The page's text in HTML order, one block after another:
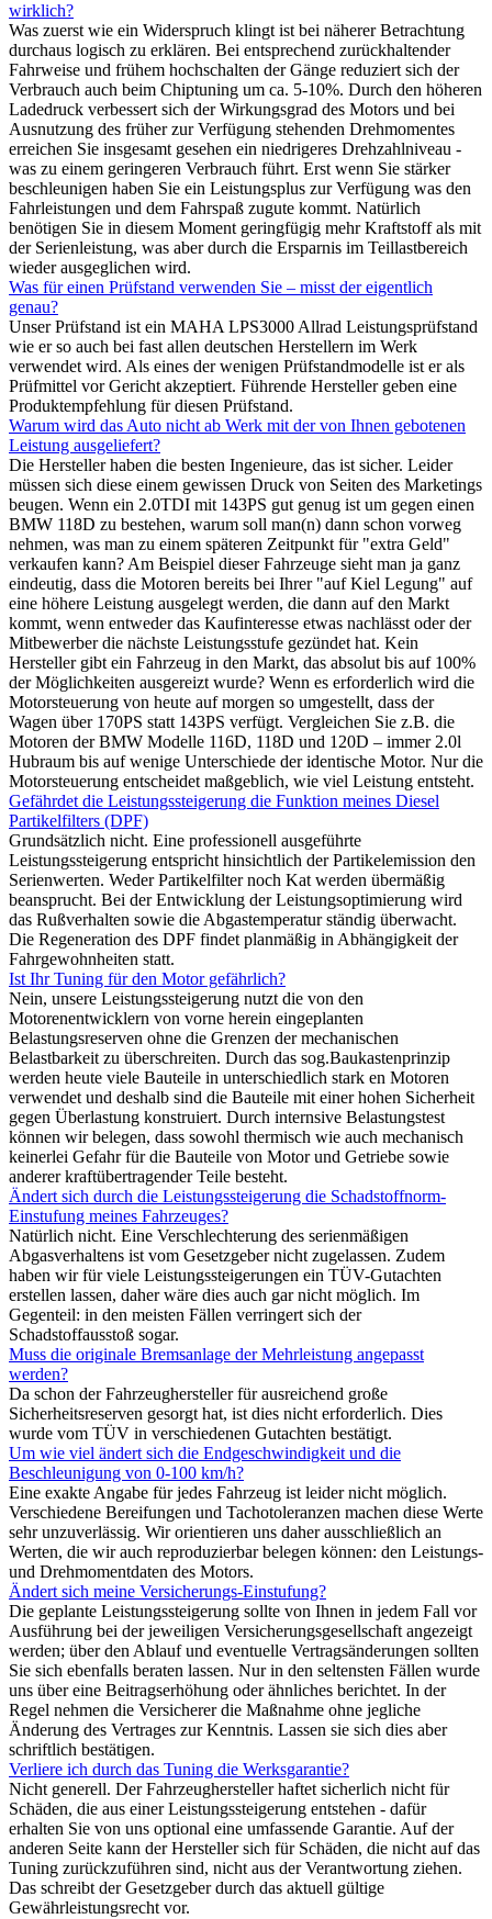
wirklich?
Was zuerst wie ein Widerspruch klingt ist bei näherer Betrachtung
durchaus logisch zu erklären. Bei entsprechend zurückhaltender
Fahrweise und frühem hochschalten der Gänge reduziert sich der
Verbrauch auch beim Chiptuning um ca. 5-10%. Durch den höheren
Ladedruck verbessert sich der Wirkungsgrad des Motors und bei
Ausnutzung des früher zur Verfügung stehenden Drehmomentes
erreichen Sie insgesamt gesehen ein niedrigeres Drehzahlniveau -
was zu einem geringeren Verbrauch führt. Erst wenn Sie stärker
beschleunigen haben Sie ein Leistungsplus zur Verfügung was den
Fahrleistungen und dem Fahrspaß zugute kommt. Natürlich
benötigen Sie in diesem Moment geringfügig mehr Kraftstoff als mit
der Serienleistung, was aber durch die Ersparnis im Teillastbereich
wieder ausgeglichen wird.
Was für einen Prüfstand verwenden Sie – misst der eigentlich
genau?
Unser Prüfstand ist ein MAHA LPS3000 Allrad Leistungsprüfstand
wie er so auch bei fast allen deutschen Herstellern im Werk
verwendet wird. Als eines der wenigen Prüfstandmodelle ist er als
Prüfmittel vor Gericht akzeptiert. Führende Hersteller geben eine
Produktempfehlung für diesen Prüfstand.
Warum wird das Auto nicht ab Werk mit der von Ihnen gebotenen
Leistung ausgeliefert?
Die Hersteller haben die besten Ingenieure, das ist sicher. Leider
müssen sich diese einem gewissen Druck von Seiten des Marketings
beugen. Wenn ein 2.0TDI mit 143PS gut genug ist um gegen einen
BMW 118D zu bestehen, warum soll man(n) dann schon vorweg
nehmen, was man zu einem späteren Zeitpunkt für "extra Geld"
verkaufen kann? Am Beispiel dieser Fahrzeuge sieht man ja ganz
eindeutig, dass die Motoren bereits bei Ihrer "auf Kiel Legung" auf
eine höhere Leistung ausgelegt werden, die dann auf den Markt
kommt, wenn entweder das Kaufinteresse etwas nachlässt oder der
Mitbewerber die nächste Leistungsstufe gezündet hat. Kein
Hersteller gibt ein Fahrzeug in den Markt, das absolut bis auf 100%
der Möglichkeiten ausgereizt wurde? Wenn es erforderlich wird die
Motorsteuerung von heute auf morgen so umgestellt, dass der
Wagen über 170PS statt 143PS verfügt. Vergleichen Sie z.B. die
Motoren der BMW Modelle 116D, 118D und 120D – immer 2.0l
Hubraum bis auf wenige Unterschiede der identische Motor. Nur die
Motorsteuerung entscheidet maßgeblich, wie viel Leistung entsteht.
Gefährdet die Leistungssteigerung die Funktion meines Diesel
Partikelfilters (DPF)
Grundsätzlich nicht. Eine professionell ausgeführte
Leistungssteigerung entspricht hinsichtlich der Partikelemission den
Serienwerten. Weder Partikelfilter noch Kat werden übermäßig
beansprucht. Bei der Entwicklung der Leistungsoptimierung wird
das Rußverhalten sowie die Abgastemperatur ständig überwacht.
Die Regeneration des DPF findet planmäßig in Abhängigkeit der
Fahrgewohnheiten statt.
Ist Ihr Tuning für den Motor gefährlich?
Nein, unsere Leistungssteigerung nutzt die von den
Motorenentwicklern von vorne herein eingeplanten
Belastungsreserven ohne die Grenzen der mechanischen
Belastbarkeit zu überschreiten. Durch das sog.Baukastenprinzip
werden heute viele Bauteile in unterschiedlich stark en Motoren
verwendet und deshalb sind die Bauteile mit einer hohen Sicherheit
gegen Überlastung konstruiert. Durch internsive Belastungstest
können wir belegen, dass sowohl thermisch wie auch mechanisch
keinerlei Gefahr für die Bauteile von Motor und Getriebe sowie
anderer kraftübertragender Teile besteht.
Ändert sich durch die Leistungssteigerung die Schadstoffnorm-
Einstufung meines Fahrzeuges?
Natürlich nicht. Eine Verschlechterung des serienmäßigen
Abgasverhaltens ist vom Gesetzgeber nicht zugelassen. Zudem
haben wir für viele Leistungssteigerungen ein TÜV-Gutachten
erstellen lassen, daher wäre dies auch gar nicht möglich. Im
Gegenteil: in den meisten Fällen verringert sich der
Schadstoffausstoß sogar.
Muss die originale Bremsanlage der Mehrleistung angepasst
werden?
Da schon der Fahrzeughersteller für ausreichend große
Sicherheitsreserven gesorgt hat, ist dies nicht erforderlich. Dies
wurde vom TÜV in verschiedenen Gutachten bestätigt.
Um wie viel ändert sich die Endgeschwindigkeit und die
Beschleunigung von 0-100 km/h?
Eine exakte Angabe für jedes Fahrzeug ist leider nicht möglich.
Verschiedene Bereifungen und Tachotoleranzen machen diese Werte
sehr unzuverlässig. Wir orientieren uns daher ausschließlich an
Werten, die wir auch reproduzierbar belegen können: den Leistungs-
und Drehmomentdaten des Motors.
Ändert sich meine Versicherungs-Einstufung?
Die geplante Leistungssteigerung sollte von Ihnen in jedem Fall vor
Ausführung bei der jeweiligen Versicherungsgesellschaft angezeigt
werden; über den Ablauf und eventuelle Vertragsänderungen sollten
Sie sich ebenfalls beraten lassen. Nur in den seltensten Fällen wurde
uns über eine Beitragserhöhung oder ähnliches berichtet. In der
Regel nehmen die Versicherer die Maßnahme ohne jegliche
Änderung des Vertrages zur Kenntnis. Lassen sie sich dies aber
schriftlich bestätigen.
Verliere ich durch das Tuning die Werksgarantie?
Nicht generell. Der Fahrzeughersteller haftet sicherlich nicht für
Schäden, die aus einer Leistungssteigerung entstehen - dafür
erhalten Sie von uns optional eine umfassende Garantie. Auf der
anderen Seite kann der Hersteller sich für Schäden, die nicht auf das
Tuning zurückzuführen sind, nicht aus der Verantwortung ziehen.
Das schreibt der Gesetzgeber durch das aktuell gültige
Gewährleistungsrecht vor.